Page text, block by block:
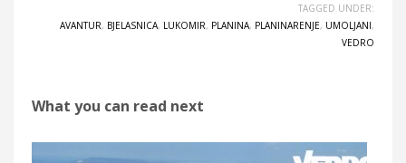
TAGGED UNDER:
AVANTUR, BJELASNICA, LUKOMIR, PLANINA, PLANINARENJE, UMOLJANI,
VEDRO
What you can read next